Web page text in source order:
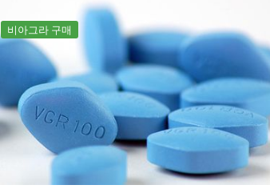
비아그라 구매